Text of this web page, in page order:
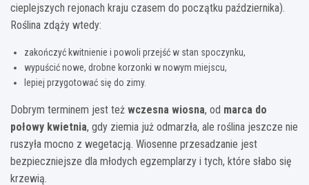
cieplejszych rejonach kraju czasem do początku października).
Roślina zdąży wtedy:
zakończyć kwitnienie i powoli przejść w stan spoczynku,
wypuścić nowe, drobne korzonki w nowym miejscu,
lepiej przygotować się do zimy.
Dobrym terminem jest też wczesna wiosna, od marca do
połowy kwietnia, gdy ziemia już odmarzła, ale roślina jeszcze nie
ruszyła mocno z wegetacją. Wiosenne przesadzanie jest
bezpieczniejsze dla młodych egzemplarzy i tych, które słabo się
krzewią.